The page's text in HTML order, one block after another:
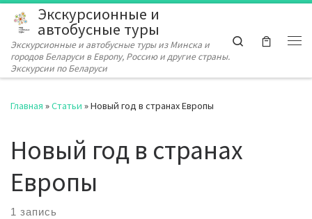
Перейти к содержимому
Экскурсионные и
автобусные туры
Экскурсионные и автобусные туры из Минска и
городов Беларуси в Европу, Россию и другие страны.
Экскурсии по Беларуси
Search
Главная »Статьи »Новый год в странах Европы
Новый год в странах
Европы
1 запись